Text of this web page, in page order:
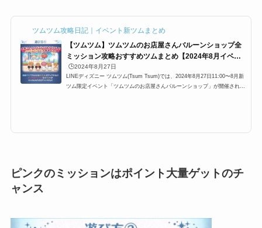
ツムツム攻略日記｜イベント新ツムまとめ
【ツムツム】ツムツムのお店屋さんバルーンショップ全
ミッション攻略おすすめツムまとめ【2024年8月イベン
ト】
🕒️2024年8月27日
LINEディズニー ツムツム(Tsum Tsum)では、2024年8月27日11:00〜8月新
ツム限定イベント「ツムツムのお店屋さんバルーンショップ」が開催されて
ピンクのミッションはポイント大量ゲットのチ
ャンス